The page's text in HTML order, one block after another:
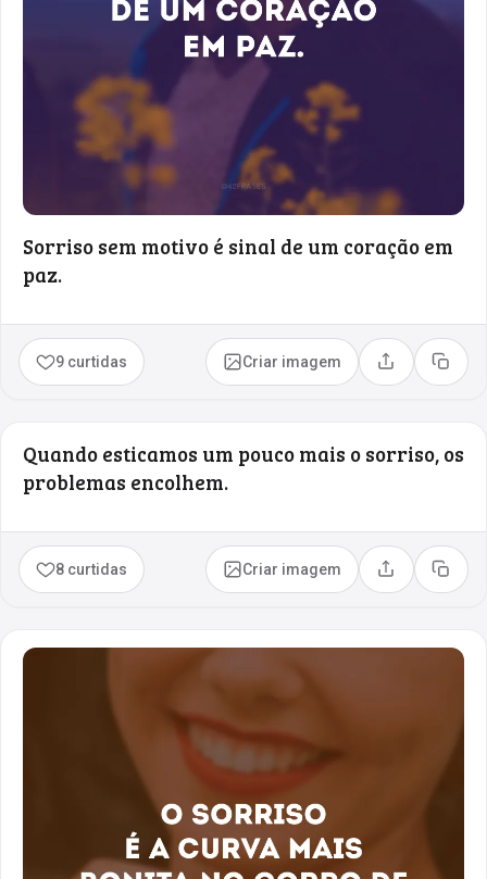
Sorriso sem motivo é sinal de um coração em
paz.
9 curtidas Criar imagem Compartilhar
Copiar
Quando esticamos um pouco mais o sorriso, os
problemas encolhem.
8 curtidas Criar imagem Compartilhar
Copiar